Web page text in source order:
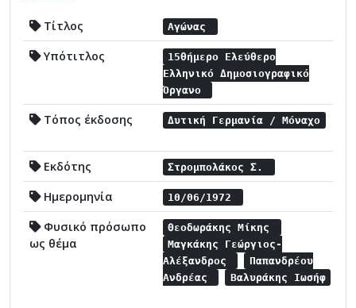
Τίτλος Αγώνας
Υπότιτλος
15θήμερο Ελεύθερο
Ελληνικό Δημοσιογραφικό
Όργανο
Τόπος έκδοσης Δυτική Γερμανία / Μόναχο
Εκδότης Στρομπολάκος Σ.
Ημερομηνία 10/06/1972
Φυσικό πρόσωπο
ως θέμα
Θεοδωράκης Μίκης
Μαγκάκης Γεώργιος-
Αλέξανδρος
Παπανδρέου
Ανδρέας
Βαλυράκης Ιωσήφ